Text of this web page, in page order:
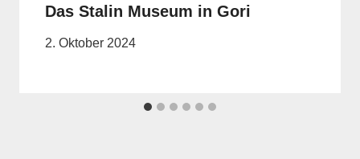
Das Stalin Museum in Gori
2. Oktober 2024